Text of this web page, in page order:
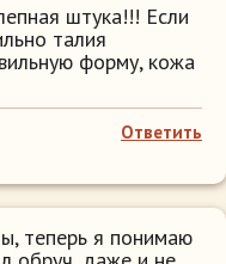
штука!!! Если
талия
форму, кожа
Ответить
теперь я понимаю